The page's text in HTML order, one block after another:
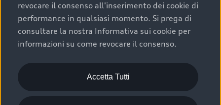
Acquistare un’auto usata in una Concessionaria ufficiale
Audi che offre l’usato garantito tramite Audi Prima
Scelta :plus, significa affidarsi ad un prodotto che viene
sottoposto a 110 controlli approfonditi e coperto da
garanzia fino a 4 anni per una maggiore tutela del tuo
acquisto.
revocare il consenso all'inserimento dei cookie di
performance in qualsiasi momento. Si prega di
consultare la nostra Informativa sui cookie per
informazioni su come revocare il consenso.
Accetta Tutti